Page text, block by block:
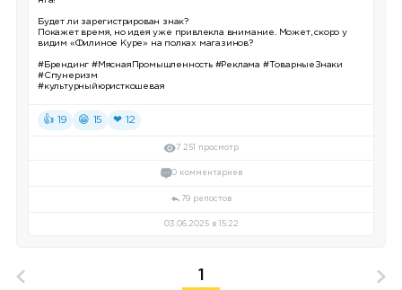
Будет ли зарегистрирован знак?
Покажет время, но идея уже привлекла внимание. Может, скоро у
видим «Филиное Куре» на полках магазинов?
#Брендинг #МяснаяПромышленность #Реклама #ТоварныеЗнаки
#Спунеризм
#культурныйюристкошевая
👍 19 😁 15 ❤ 12
7 251 просмотр
0 комментариев
79 репостов
03.06.2025 в 15:22
1